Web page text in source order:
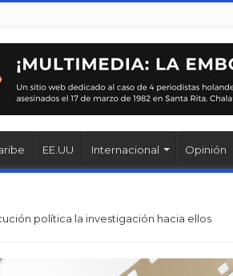
EE.UU Internacional Opinión
política la investigación hacia ellos